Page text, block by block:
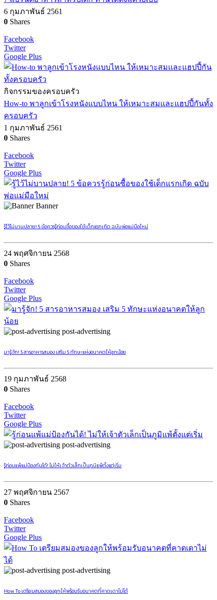
6 กุมภาพันธ์ 2561
0 Shares
Facebook
Twitter
Google Plus
กิจกรรมของครอบครัว
How-to พาลูกเข้าโรงหนังแบบไหน ให้เหมาะสมเเละแฮปปี้กันทั้ง
ครอบครัว
1 กุมภาพันธ์ 2561
0 Shares
Facebook
Twitter
Google Plus
Banner
รู้ไว้ไม่บานปลาย! 5 ข้อควรรู้ก่อนซื้อของใช้เด็กแรกเกิด ฉบับพ่อแม่มือใหม่
24 พฤศจิกายน 2568
0 Shares
Facebook
Twitter
Google Plus
post-advertising
มารู้จัก! 5 สารอาหารสมอง เสริม 5 ทักษะแห่งอนาคตให้ลูกน้อย
19 กุมภาพันธ์ 2568
0 Shares
Facebook
Twitter
Google Plus
post-advertising
รู้ก่อนแพ้แม่ป้องกันได้! ไม่ให้เจ้าตัวเล็กเป็นภูมิแพ้ตั้งแต่เริ่ม
27 พฤศจิกายน 2567
0 Shares
Facebook
Twitter
Google Plus
post-advertising
How To เตรียมสมองของลูกให้พร้อมรับอนาคตที่คาดเดาไม่ได้